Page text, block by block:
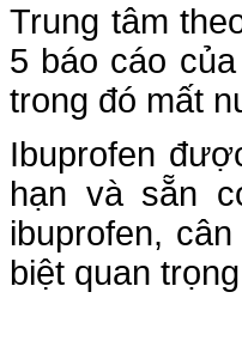
Trung tâm
5 báo cáo
trong đó mất
Ibuprofen
hạn và sẵn
ibuprofen,
biệt quan